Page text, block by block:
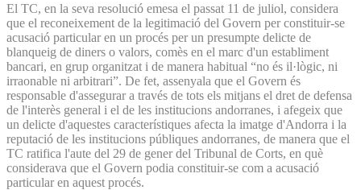
El TC, en la seva resolució emesa el passat 11 de juliol, considera
que el reconeixement de la legitimació del Govern per constituir-se
acusació particular en un procés per un presumpte delicte de
blanqueig de diners o valors, comès en el marc d'un establiment
bancari, en grup organitzat i de manera habitual “no és il·lògic, ni
irraonable ni arbitrari”. De fet, assenyala que el Govern és
responsable d'assegurar a través de tots els mitjans el dret de defensa
de l'interès general i el de les institucions andorranes, i afegeix que
un delicte d'aquestes característiques afecta la imatge d'Andorra i la
reputació de les institucions públiques andorranes, de manera que el
TC ratifica l'aute del 29 de gener del Tribunal de Corts, en què
considerava que el Govern podia constituir-se com a acusació
particular en aquest procés.